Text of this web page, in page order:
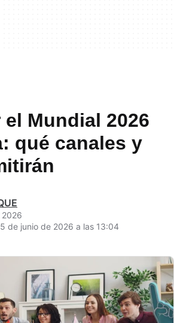
el Mundial 2026
qué canales y
2026
de junio de 2026 a las 13:04